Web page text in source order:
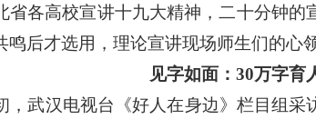
省各高校宣讲十九大精神，二十分钟
鸣后才选用，理论宣讲现场师生们的心
见字如面： 30万字育
，武汉电视台《好人在身边》栏目组